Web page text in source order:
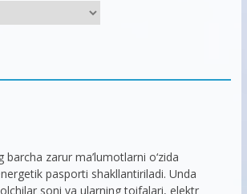
barcha zarur ma’lumotlarni o‘zida
pasporti shakllantiriladi. Unda
soni va ularning toifalari, elektr